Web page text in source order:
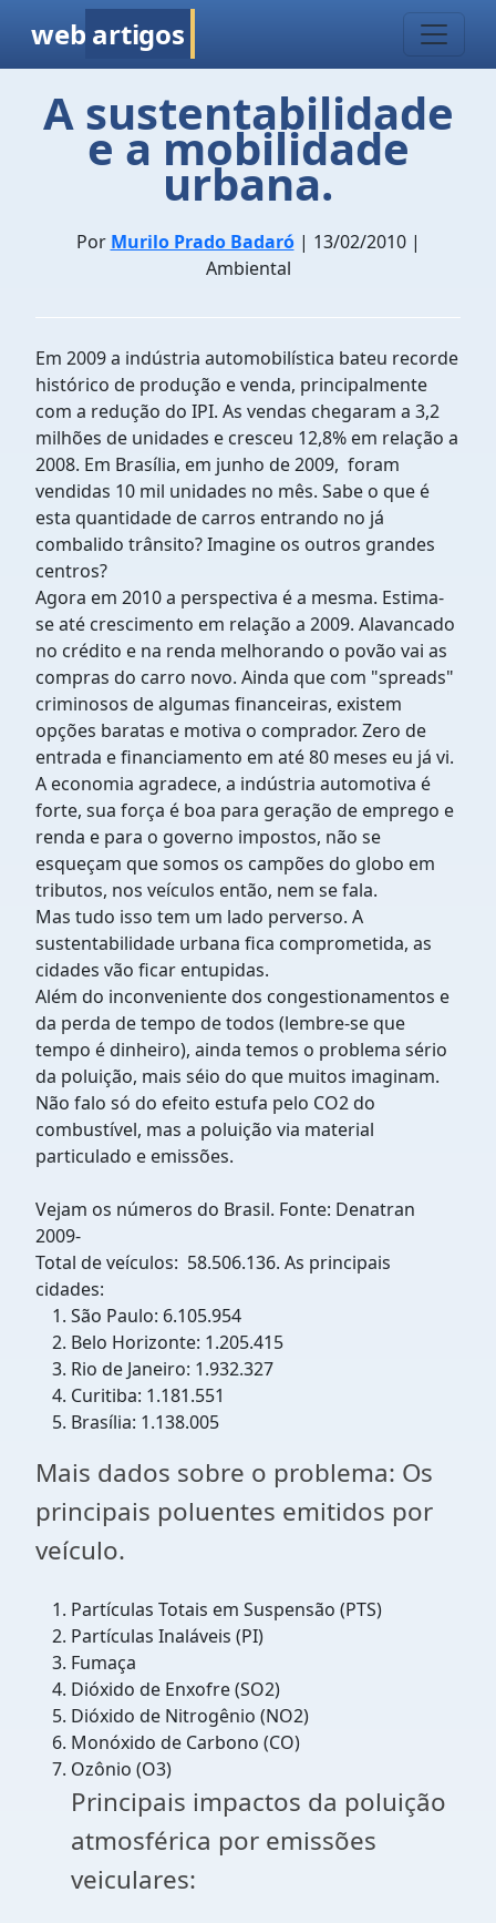
web artigos
A sustentabilidade
e a mobilidade
urbana.
Por Murilo Prado Badaró| 13/02/2010 |
Ambiental
Em 2009 a indústria automobilística bateu recorde
histórico de produção e venda, principalmente
com a redução do IPI. As vendas chegaram a 3,2
milhões de unidades e cresceu 12,8% em relação a
2008. Em Brasília, em junho de 2009, foram
vendidas 10 mil unidades no mês. Sabe o que é
esta quantidade de carros entrando no já
combalido trânsito? Imagine os outros grandes
centros?
Agora em 2010 a perspectiva é a mesma. Estima-
se até crescimento em relação a 2009. Alavancado
no crédito e na renda melhorando o povão vai as
compras do carro novo. Ainda que com "spreads"
criminosos de algumas financeiras, existem
opções baratas e motiva o comprador. Zero de
entrada e financiamento em até 80 meses eu já vi.
A economia agradece, a indústria automotiva é
forte, sua força é boa para geração de emprego e
renda e para o governo impostos, não se
esqueçam que somos os campões do globo em
tributos, nos veículos então, nem se fala.
Mas tudo isso tem um lado perverso. A
sustentabilidade urbana fica comprometida, as
cidades vão ficar entupidas.
Além do inconveniente dos congestionamentos e
da perda de tempo de todos (lembre-se que
tempo é dinheiro), ainda temos o problema sério
da poluição, mais séio do que muitos imaginam.
Não falo só do efeito estufa pelo CO2 do
combustível, mas a poluição via material
particulado e emissões.
Vejam os números do Brasil. Fonte: Denatran
2009-
Total de veículos: 58.506.136. As principais
cidades:
São Paulo: 6.105.954
Belo Horizonte: 1.205.415
Rio de Janeiro: 1.932.327
Curitiba: 1.181.551
Brasília: 1.138.005
Mais dados sobre o problema: Os
principais poluentes emitidos por
veículo.
Partículas Totais em Suspensão (PTS)
Partículas Inaláveis (PI)
Fumaça
Dióxido de Enxofre (SO2)
Dióxido de Nitrogênio (NO2)
Monóxido de Carbono (CO)
Ozônio (O3)
Principais impactos da poluição
atmosférica por emissões
veiculares: